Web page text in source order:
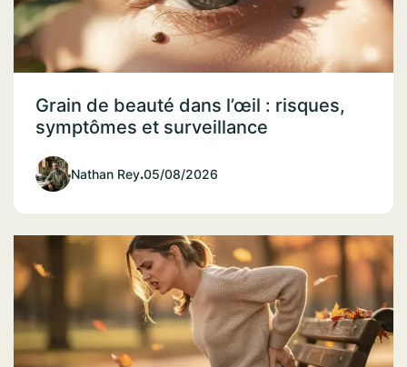
Grain de beauté dans l’œil : risques,
symptômes et surveillance
Nathan Rey.05/08/2026